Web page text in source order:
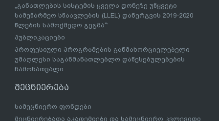
„განათლების სისტემის ყველა დონეზე უწყვეტი
სამეწარმეო სწაავლების (LLEL) დანერგვის 2019-2020
წლების სამოქმედო გეგმა“’
პუბლიკაციები
პროფესიული პროგრამების განმახორციელებელი
უმაღლესი საგანმანათლებლო დაწესებულებების
ჩამონათვალი
მეცნიერება
სამეცნიერო ფონდები
მეცნიერებათა აკადემიები და სამეცნიერო კვლევითი